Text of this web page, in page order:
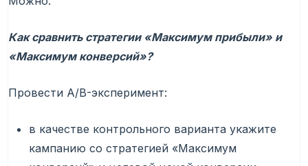
Как сравнить стратегии «Максимум прибыли» и
«Максимум конверсий»?
Провести А/B-эксперимент:
в качестве контрольного варианта укажите
кампанию со стратегией «Максимум